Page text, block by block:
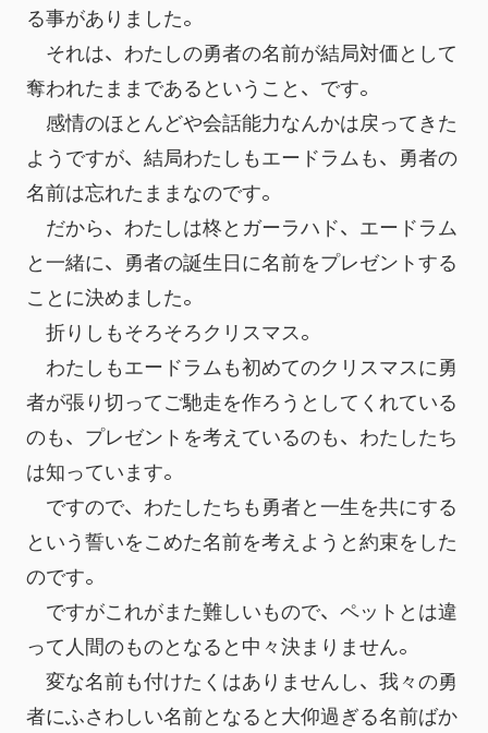
る事がありました。
それは、わたしの勇者の名前が結局対価として
奪われたままであるということ、です。
感情のほとんどや会話能力なんかは戻ってきた
ようですが、結局わたしもエードラムも、勇者の
名前は忘れたままなのです。
だから、わたしは柊とガーラハド、エードラム
と一緒に、勇者の誕生日に名前をプレゼントする
ことに決めました。
折りしもそろそろクリスマス。
わたしもエードラムも初めてのクリスマスに勇
者が張り切ってご馳走を作ろうとしてくれている
のも、プレゼントを考えているのも、わたしたち
は知っています。
ですので、わたしたちも勇者と一生を共にする
という誓いをこめた名前を考えようと約束をした
のです。
ですがこれがまた難しいもので、ペットとは違
って人間のものとなると中々決まりません。
変な名前も付けたくはありませんし、我々の勇
者にふさわしい名前となると大仰過ぎる名前ばか